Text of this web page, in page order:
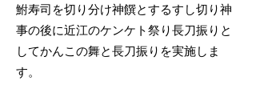
鮒寿司を切り分け神饌とするすし切り神
事の後に近江のケンケト祭り長刀振りと
してかんこの舞と長刀振りを実施しま
す。